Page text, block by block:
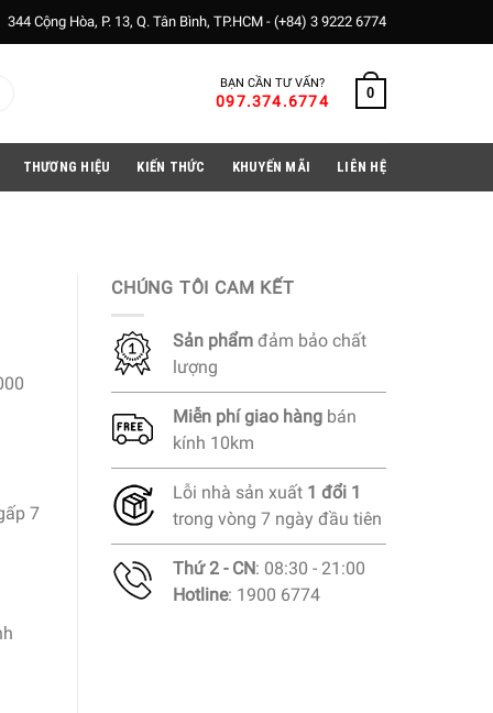
344 Cộng Hòa, P. 13, Q. Tân Bình, TP.HCM - (+84) 3 9222 6774
BẠN CẦN TƯ VẤN?
097.374.6774 0
THƯƠNG HIỆU KIẾN THỨC KHUYẾN MÃI LIÊN HỆ
7
25cm Trắng số lượng
CHÚNG TÔI CAM KẾT
Sản phẩm đảm bảo chất
lượng
Miễn phígiao hàng bán
kính 10km
Lỗi nhà sản xuất 1 đổi 1
trong vòng 7 ngày đầu tiên
Thứ 2 - CN: 08:30 - 21:00
Hotline: 1900 6774